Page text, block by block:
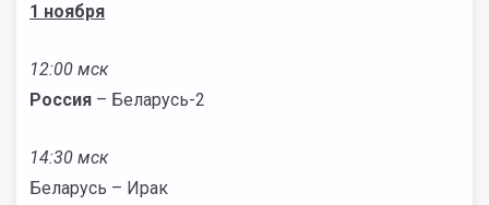
1 ноября
12:00 мск
Россия – Беларусь-2
14:30 мск
Беларусь – Ирак